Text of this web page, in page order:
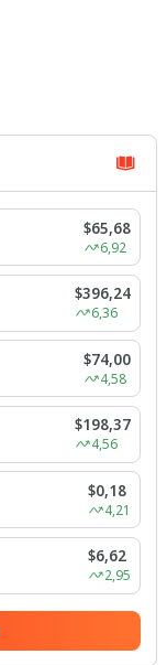
$65,68
6,92
$396,24
6,36
$74,00
4,58
$198,37
4,56
$0,18
4,21
$6,62
2,95